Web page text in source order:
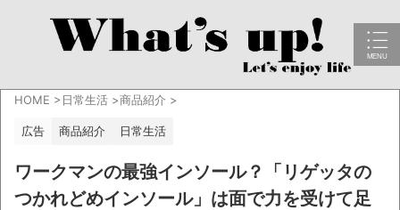
HOME >日常生活 >商品紹介 >
広告 商品紹介 日常生活
ワークマンの最強インソール？「リゲッタの
つかれどめインソール」は面で力を受けて足